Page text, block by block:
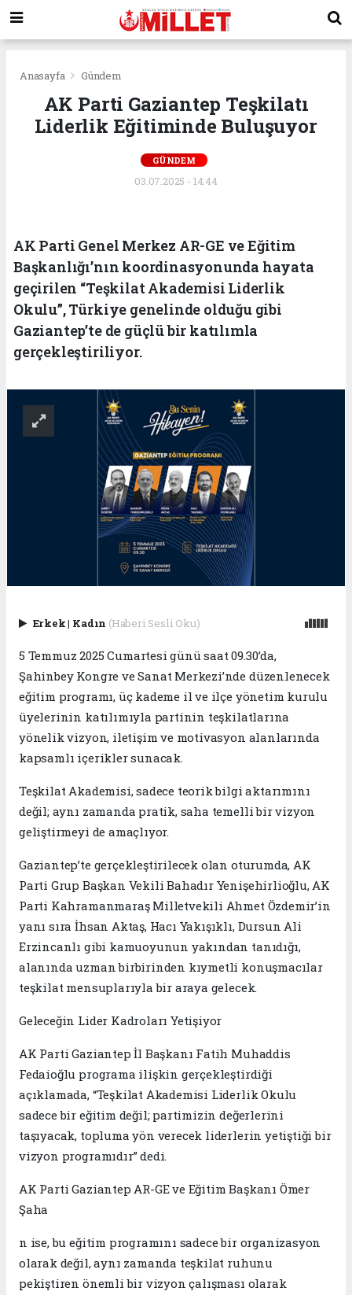
Anasayfa Gündem
AK Parti Gaziantep Teşkilatı
Liderlik Eğitiminde Buluşuyor
GÜNDEM
03.07.2025 - 14:44
AK Parti Genel Merkez AR-GE ve Eğitim
Başkanlığı’nın koordinasyonunda hayata
geçirilen “Teşkilat Akademisi Liderlik
Okulu”, Türkiye genelinde olduğu gibi
Gaziantep’te de güçlü bir katılımla
gerçekleştiriliyor.
Erkek| Kadın (Haberi Sesli Oku)
5 Temmuz 2025 Cumartesi günü saat 09.30’da,
Şahinbey Kongre ve Sanat Merkezi’nde düzenlenecek
eğitim programı, üç kademe il ve ilçe yönetim kurulu
üyelerinin katılımıyla partinin teşkilatlarına
yönelik vizyon, iletişim ve motivasyon alanlarında
kapsamlı içerikler sunacak.
Teşkilat Akademisi, sadece teorik bilgi aktarımını
değil; aynı zamanda pratik, saha temelli bir vizyon
geliştirmeyi de amaçlıyor.
Gaziantep’te gerçekleştirilecek olan oturumda, AK
Parti Grup Başkan Vekili Bahadır Yenişehirlioğlu, AK
Parti Kahramanmaraş Milletvekili Ahmet Özdemir’in
yanı sıra İhsan Aktaş, Hacı Yakışıklı, Dursun Ali
Erzincanlı gibi kamuoyunun yakından tanıdığı,
alanında uzman birbirinden kıymetli konuşmacılar
teşkilat mensuplarıyla bir araya gelecek.
Geleceğin Lider Kadroları Yetişiyor
AK Parti Gaziantep İl Başkanı Fatih Muhaddis
Fedaioğlu programa ilişkin gerçekleştirdiği
açıklamada, “Teşkilat Akademisi Liderlik Okulu
sadece bir eğitim değil; partimizin değerlerini
taşıyacak, topluma yön verecek liderlerin yetiştiği bir
vizyon programıdır” dedi.
AK Parti Gaziantep AR-GE ve Eğitim Başkanı Ömer
Şaha
n ise, bu eğitim programını sadece bir organizasyon
olarak değil, aynı zamanda teşkilat ruhunu
pekiştiren önemli bir vizyon çalışması olarak